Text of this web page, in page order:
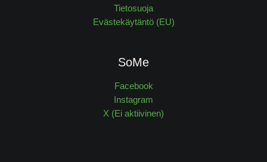
Tietosuoja
Evästekäytäntö (EU)
SoMe
Facebook
Instagram
X (Ei aktiivinen)